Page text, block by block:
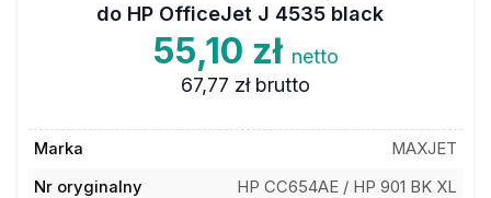
do HP OfficeJet J 4535 black
55,10 zł netto
67,77 zł brutto
Marka
MAXJET
Nr oryginalny
HP CC654AE / HP 901 BK XL